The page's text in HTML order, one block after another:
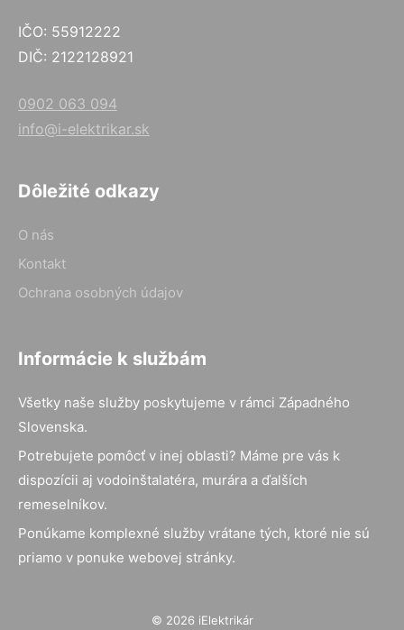
IČO: 55912222
DIČ: 2122128921
0902 063 094
info@i-elektrikar.sk
Dôležité odkazy
O nás
Kontakt
Ochrana osobných údajov
Informácie k službám
Všetky naše služby poskytujeme v rámci Západného
Slovenska.
Potrebujete pomôcť v inej oblasti? Máme pre vás k
dispozícii aj vodoinštalatéra, murára a ďalších
remeselníkov.
Ponúkame komplexné služby vrátane tých, ktoré nie sú
priamo v ponuke webovej stránky.
© 2026 iElektrikár